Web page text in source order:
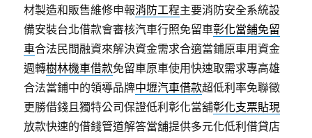
材製造和販售維修申報消防工程主要消防安全系統設
備安裝台北借款會審核汽車行照免留車彰化當鋪免留
車合法民間融資來解決資金需求合適當鋪原車用資金
週轉樹林機車借款免留車原車使用快速取需求專高雄
合法當鋪中的領導品牌中壢汽車借款超低利率免聯徵
更勝借錢且獨特公司保證低利彰化當舖彰化支票貼現
放款快速的借錢管道解答當舖提供多元化低利借貸店